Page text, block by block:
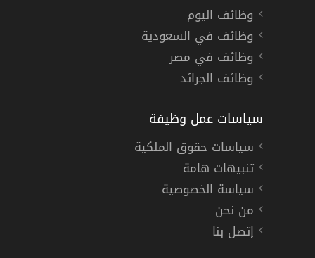
وظائف اليوم
وظائف في السعودية
وظائف في مصر
وظائف الجرائد
سياسات عمل وظيفة
سياسات حقوق الملكية
تنبيهات هامة
سياسة الخصوصية
من نحن
إتصل بنا